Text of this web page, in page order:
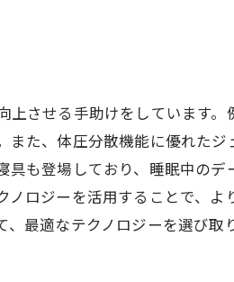
疲労を和らげる
を実現するための具体的なステ
つけるメリット
適切な見直し方
計の利用方法
させる手助けをしています
た、体圧分散機能に優れた
も登場しており、睡眠中の
ロジーを活用することで、
最適なテクノロジーを選び